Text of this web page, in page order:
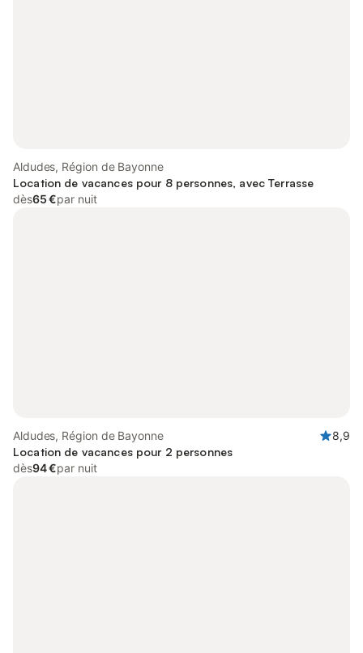
Aldudes, Région de Bayonne
Location de vacances pour 8 personnes, avec Terrasse
dès65 €par nuit
Aldudes, Région de Bayonne
8,9
Location de vacances pour 2 personnes
dès94 €par nuit